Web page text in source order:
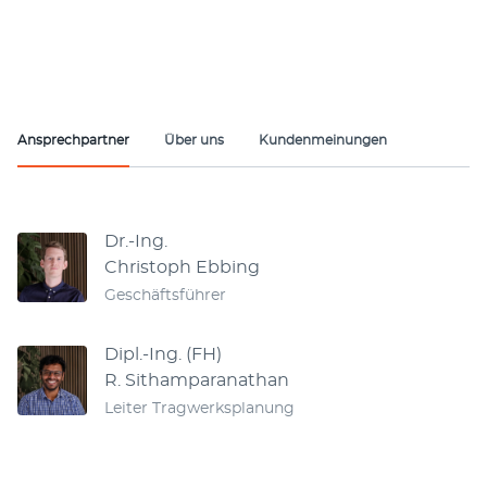
Ansprechpartner Über uns Kundenmeinungen
Dr.-Ing.
Christoph Ebbing
Geschäftsführer
Dipl.-Ing. (FH)
R. Sithamparanathan
Leiter Tragwerksplanung